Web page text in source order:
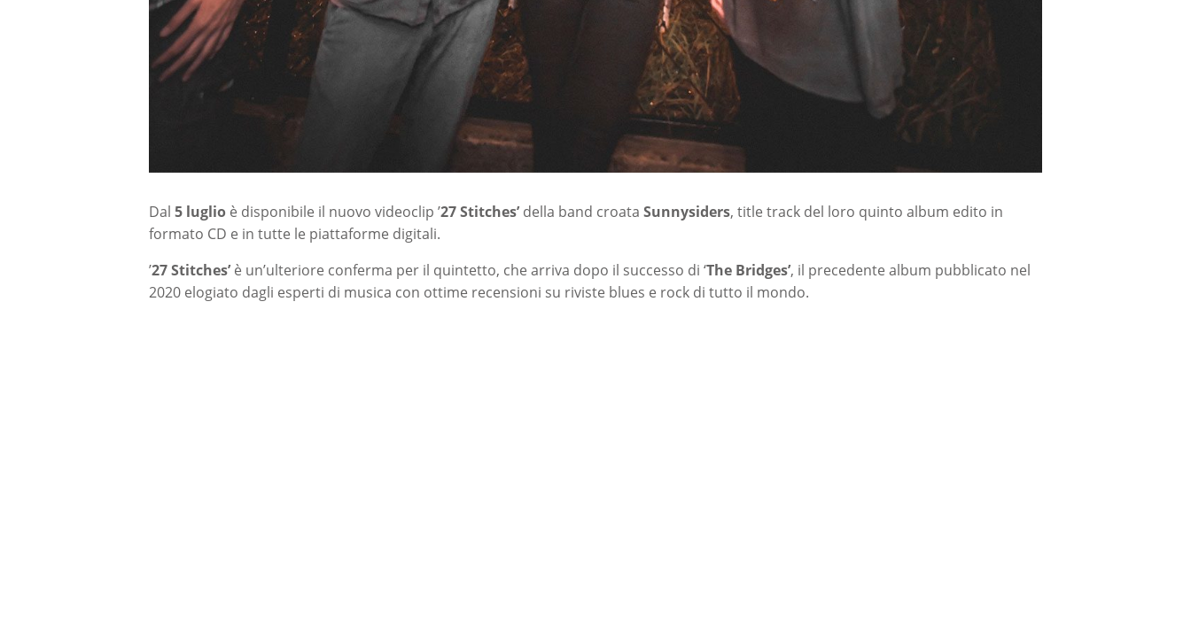
Dal 5 luglio è disponibile il nuovo videoclip ’27 Stitches’della band croata Sunnysiders, title track del loro quinto album edito in
formato CD e in tutte le piattaforme digitali.
’27 Stitches’è un’ulteriore conferma per il quintetto, che arriva dopo il successo di ‘The Bridges’, il precedente album pubblicato nel
2020 elogiato dagli esperti di musica con ottime recensioni su riviste blues e rock di tutto il mondo.